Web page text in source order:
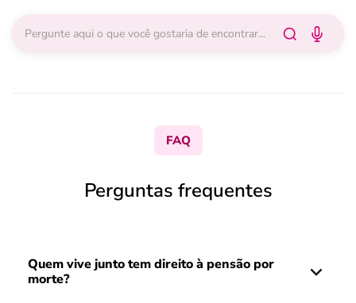
FAQ
Perguntas frequentes
Quem vive junto tem direito à pensão por
morte?